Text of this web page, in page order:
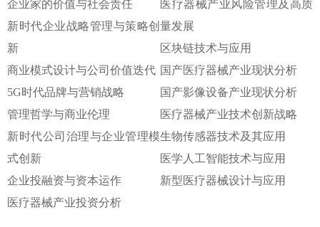
企业家的价值与社会责任
新时代企业战略管理与策略创
新
商业模式设计与公司价值迭代
5G时代品牌与营销战略
管理哲学与商业伦理
新时代公司治理与企业管理模
式创新
企业投融资与资本运作
医疗器械产业投资分析
医疗器械产业风险管理及高质
量发展
区块链技术与应用
国产医疗器械产业现状分析
国产影像设备产业现状分析
医疗器械产业技术创新战略
生物传感器技术及其应用
医学人工智能技术与应用
新型医疗器械设计与应用